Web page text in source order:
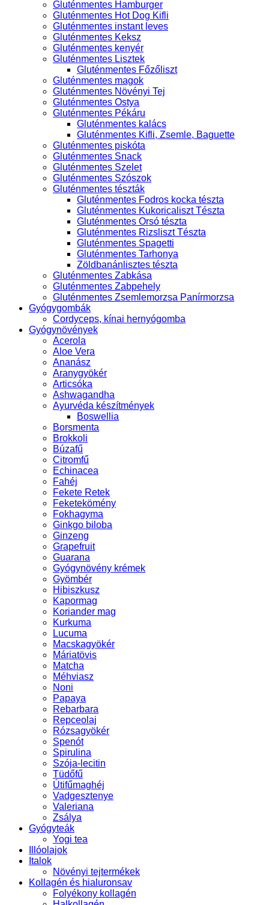
Gluténmentes Hamburger
Gluténmentes Hot Dog Kifli
Gluténmentes instant leves
Gluténmentes Keksz
Gluténmentes kenyér
Gluténmentes Lisztek
Gluténmentes Főzőliszt
Gluténmentes magok
Gluténmentes Növényi Tej
Gluténmentes Ostya
Gluténmentes Pékáru
Gluténmentes kalács
Gluténmentes Kifli, Zsemle, Baguette
Gluténmentes piskóta
Gluténmentes Snack
Gluténmentes Szelet
Gluténmentes Szószok
Gluténmentes tészták
Gluténmentes Fodros kocka tészta
Gluténmentes Kukoricaliszt Tészta
Gluténmentes Orsó tészta
Gluténmentes Rizsliszt Tészta
Gluténmentes Spagetti
Gluténmentes Tarhonya
Zöldbanánlisztes tészta
Gluténmentes Zabkása
Gluténmentes Zabpehely
Gluténmentes Zsemlemorzsa Panírmorzsa
Gyógygombák
Cordyceps, kínai hernyógomba
Gyógynövények
Acerola
Aloe Vera
Ananász
Aranygyökér
Articsóka
Ashwagandha
Ayurvéda készítmények
Boswellia
Borsmenta
Brokkoli
Búzafű
Citromfű
Echinacea
Fahéj
Fekete Retek
Feketekömény
Fokhagyma
Ginkgo biloba
Ginzeng
Grapefruit
Guarana
Gyógynövény krémek
Gyömbér
Hibiszkusz
Kapormag
Koriander mag
Kurkuma
Lucuma
Macskagyökér
Máriatövis
Matcha
Méhviasz
Noni
Papaya
Rebarbara
Repceolaj
Rózsagyökér
Spenót
Spirulina
Szója-lecitin
Tüdőfű
Útifűmaghéj
Vadgesztenye
Valeriana
Zsálya
Gyógyteák
Yogi tea
Illóolajok
Italok
Növényi tejtermékek
Kollagén és hialuronsav
Folyékony kollagén